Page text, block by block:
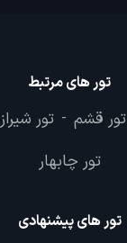
تور های مرتبط
تور قشم - تور شیراز
تور چابهار
تور های پیشنهادی